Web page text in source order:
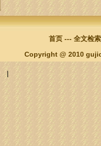
首页 --- 全文检索
Copyright @ 2010
|